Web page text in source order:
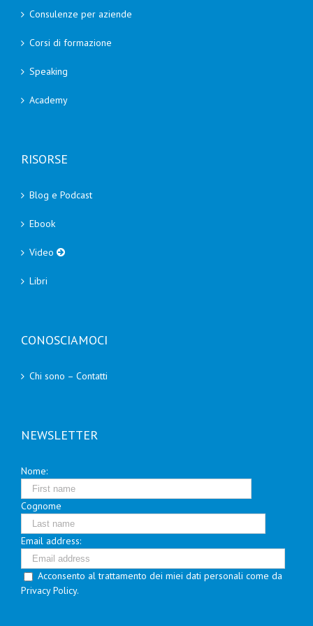
Consulenze per aziende
Corsi di formazione
Speaking
Academy
RISORSE
Blog e Podcast
Ebook
Video
Libri
CONOSCIAMOCI
Chi sono – Contatti
NEWSLETTER
Nome:
Cognome
Email address:
Acconsento al trattamento dei miei dati personali come da
Privacy Policy.